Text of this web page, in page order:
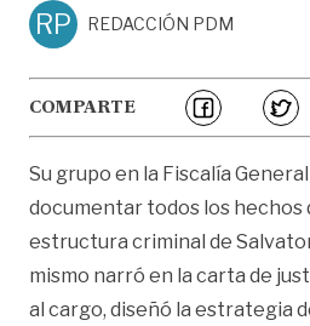
RP REDACCIÓN PDM
COMPARTE
Su grupo en la Fiscalía
documentar todos los hechos
estructura criminal de
mismo narró en la carta de
al cargo, diseñó la estrategia